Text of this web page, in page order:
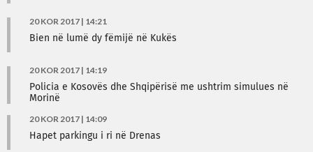
20 KOR 2017 | 14:21
Bien në lumë dy fëmijë në Kukës
20 KOR 2017 | 14:19
Policia e Kosovës dhe Shqipërisë me ushtrim simulues në
Morinë
20 KOR 2017 | 14:09
Hapet parkingu i ri në Drenas